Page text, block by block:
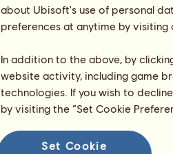
about Ubisoft's use of personal
preferences at anytime by
In addition to the above, by
website activity, including game
technologies. If you wish to
by visiting the “Set Cookie
Set Cookie